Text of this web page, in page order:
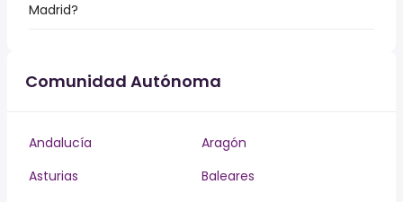
Madrid?
Comunidad Autónoma
Andalucía
Aragón
Asturias
Baleares